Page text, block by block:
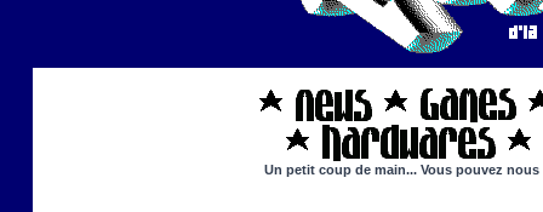
Un petit coup de main... Vous pouvez